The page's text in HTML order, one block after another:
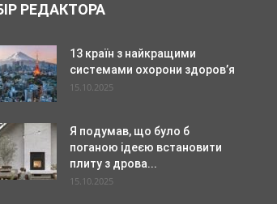
РЕДАКТОРА
13 країн з найкращими
системами охорони здоров’я
15.10.2025
Я подумав, що було б
поганою ідеєю встановити
плиту з дрова...
15.10.2025